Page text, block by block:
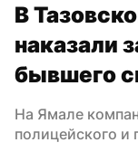
В
наказали
бывшего
На Ямале
полицейского и